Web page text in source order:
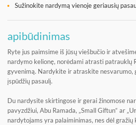
Sužinokite nardymą vienoje geriausių
apibūdinimas
Ryte jus paimsime iš jūsų viešbučio ir
nardymo kelionę, norėdami atrasti patrauklų
gyvenimą. Nardykite ir atraskite nesvarumo,
įspūdžių pasaulį.
Du nardysite skirtingose ​​ir gerai žinomose
pavyzdžiui, Abu Ramada, „Small Giftun“ ar
nardytojams yra palaiminimas, nes dėl